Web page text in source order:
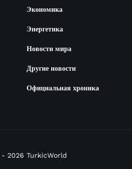
Экономика
Энергетика
Новости мира
Другие новости
Официальная хроника
- 2026 TurkicWorld